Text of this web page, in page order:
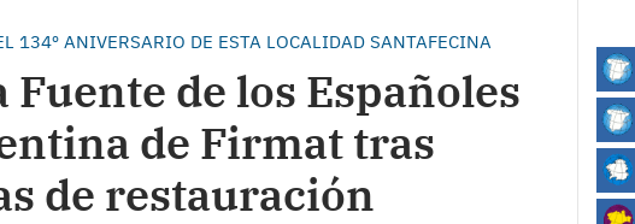
134º ANIVERSARIO DE ESTA LOCALIDAD SANTAFECINA
de los Españoles
de Firmat tras
de restauración